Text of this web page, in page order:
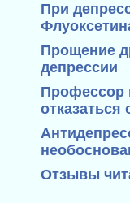
При
Прощение
депрессии
Профессор
отказаться
Отзывы